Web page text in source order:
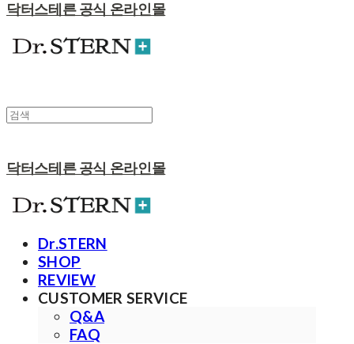
닥터스테른 공식 온라인몰
닥터스테른 공식 온라인몰
Dr.STERN
SHOP
REVIEW
CUSTOMER SERVICE
Q&A
FAQ